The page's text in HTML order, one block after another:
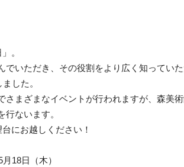
。
でいただき、その役割をより広く知ってい
した。
さまざまなイベントが行われますが、森美
ないます。
にお越しください！
18日（木）